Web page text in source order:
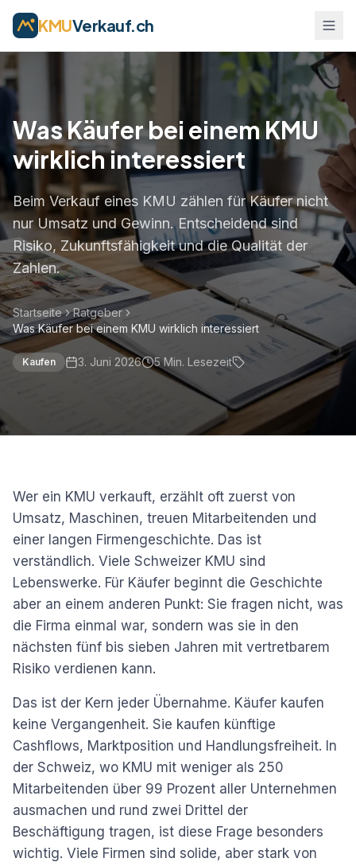
KMUVerkauf.ch
Anmelden
Inserat erstellen
Was Käufer bei einem KMU
wirklich interessiert
Beim Verkauf eines KMU zählen für Käufer nicht
nur Umsatz und Gewinn. Entscheidend sind
Risiko, Zukunftsfähigkeit und die Qualität der
Zahlen.
Startseite
Ratgeber
Was Käufer bei einem KMU wirklich interessiert
Kaufen 3. Juni 2026 5Min. Lesezeit
Wer ein KMU verkauft, erzählt oft zuerst von
Umsatz, Maschinen, treuen Mitarbeitenden und
einer langen Firmengeschichte. Das ist
verständlich. Viele Schweizer KMU sind
Lebenswerke. Für Käufer beginnt die Geschichte
aber an einem anderen Punkt: Sie fragen nicht, was
die Firma einmal war, sondern was sie in den
nächsten fünf bis sieben Jahren mit vertretbarem
Risiko verdienen kann.
Das ist der Kern jeder Übernahme. Käufer kaufen
keine Vergangenheit. Sie kaufen künftige
Cashflows, Marktposition und Handlungsfreiheit. In
der Schweiz, wo KMU mit weniger als 250
Mitarbeitenden über 99 Prozent aller Unternehmen
ausmachen und rund zwei Drittel der
Beschäftigung tragen, ist diese Frage besonders
wichtig. Viele Firmen sind solide, aber stark von